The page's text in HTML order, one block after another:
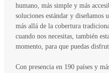
humano, más simple y más
soluciones estándar y diseñamos
más allá de la cobertura
cuando nos necesitas, también
momento, para que puedas
Con presencia en 190 países y